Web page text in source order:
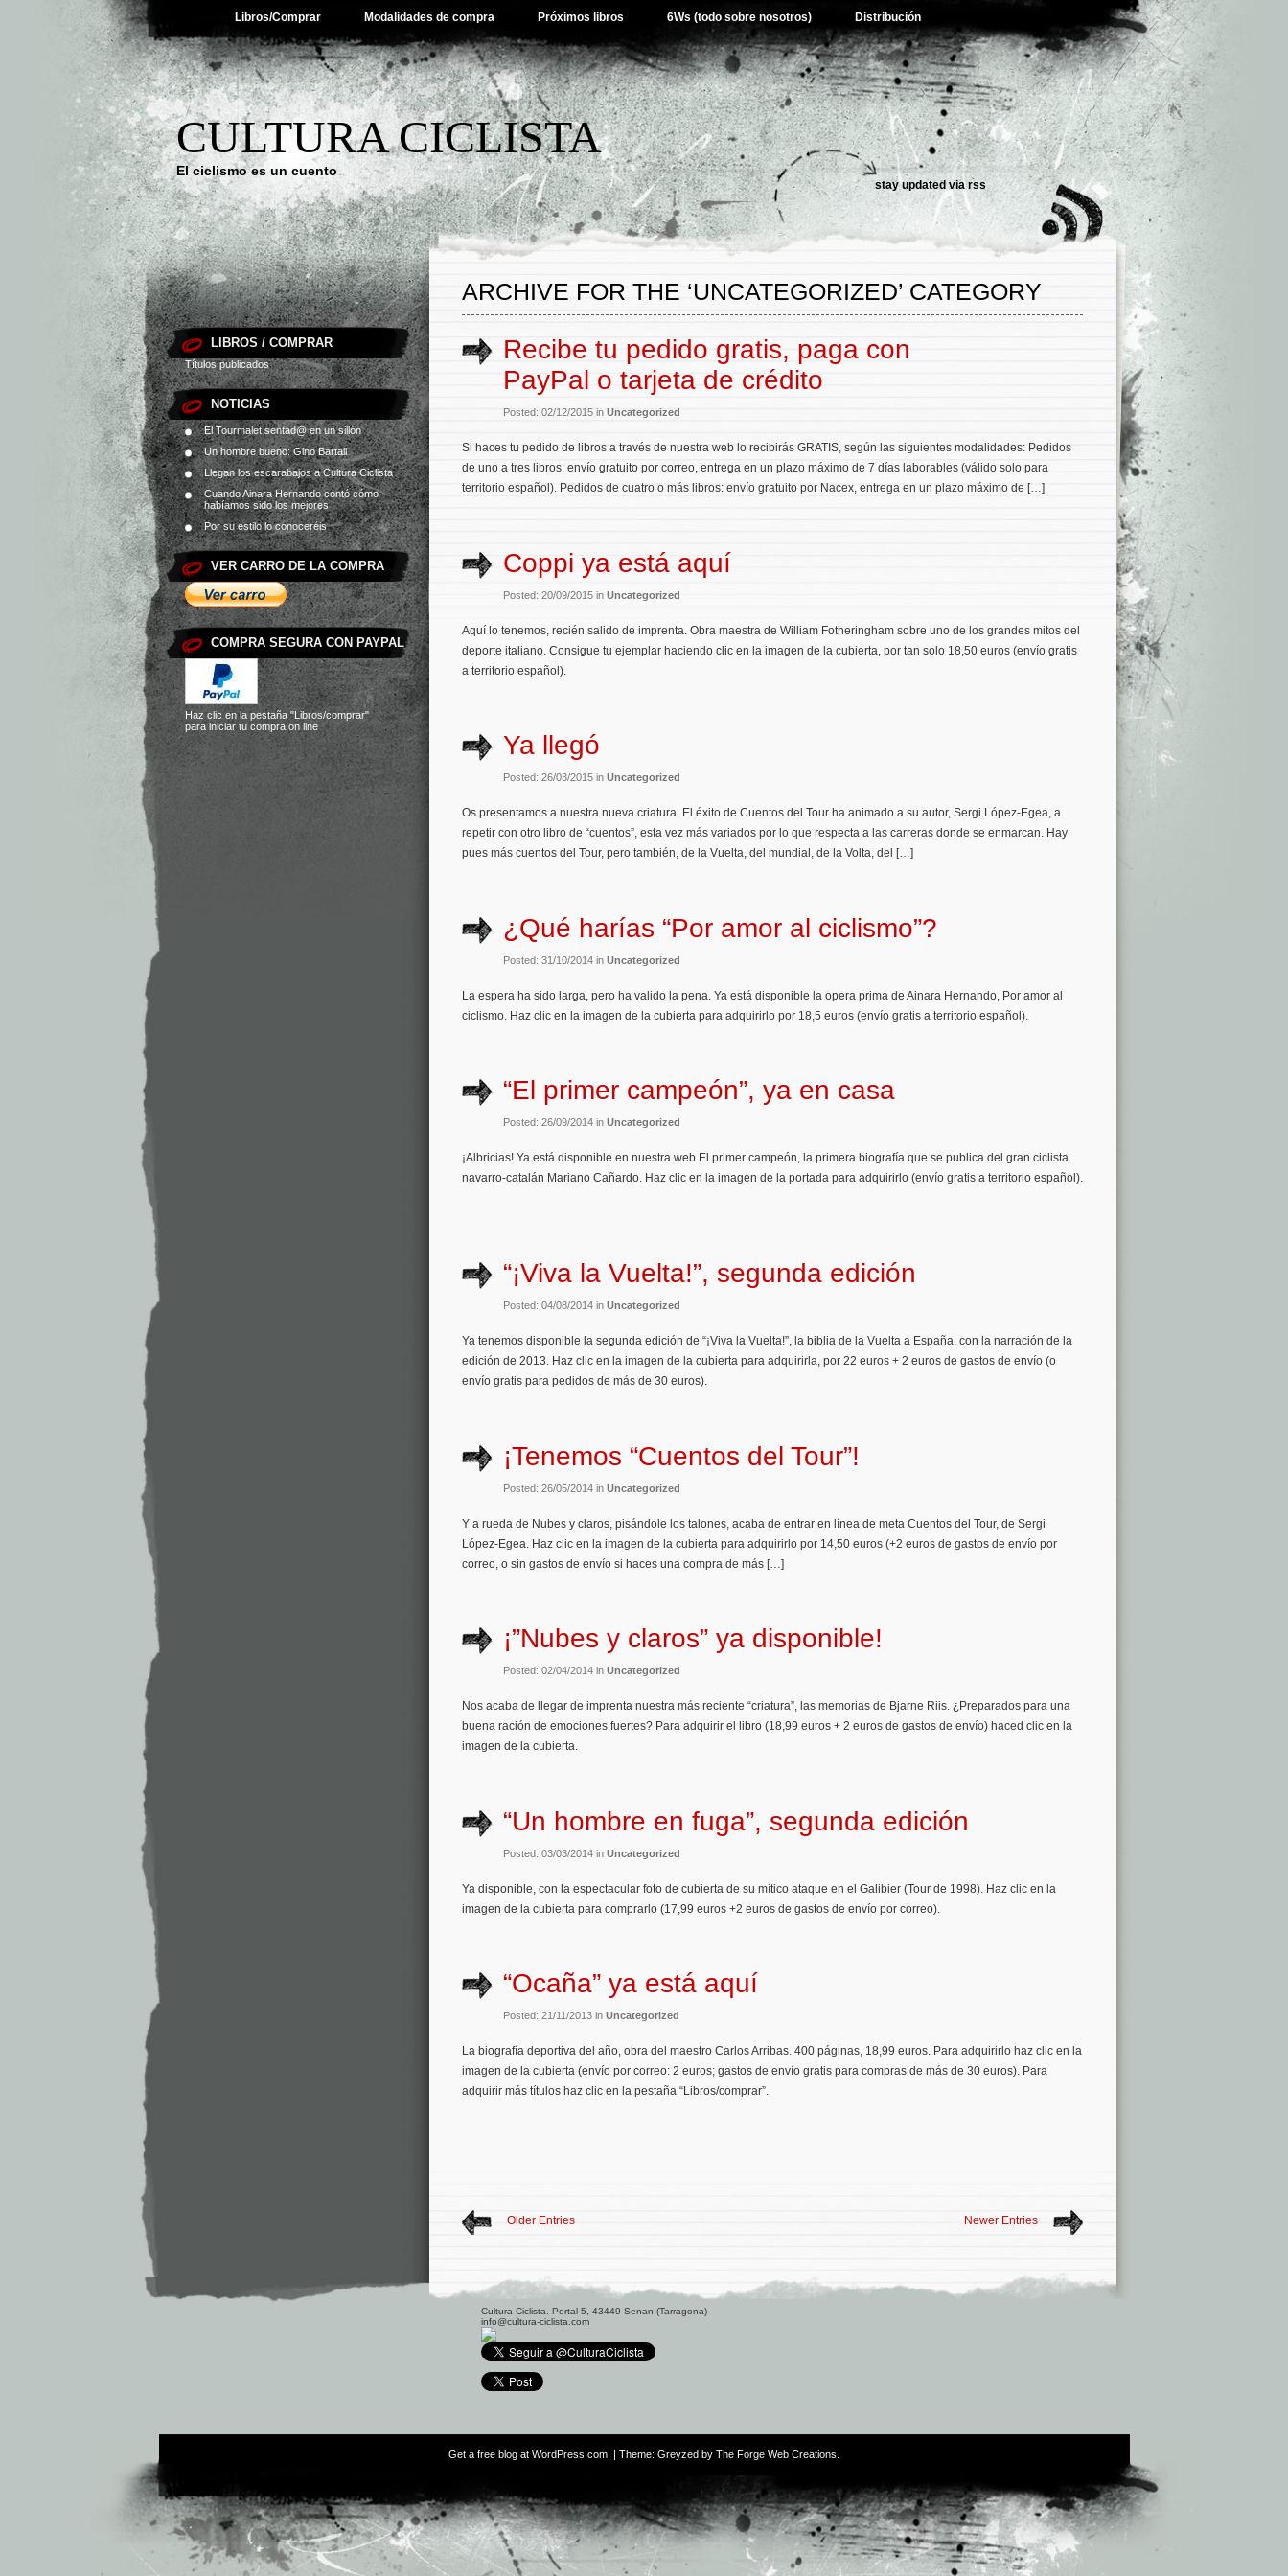
Libros/Comprar Modalidades de compra Próximos libros 6Ws (todo sobre nosotros) Distribución
CULTURA CICLISTA
El ciclismo es un cuento
stay updated via rss
LIBROS / COMPRAR
Títulos publicados
NOTICIAS
El Tourmalet sentad@ en un sillón
Un hombre bueno: Gino Bartali
Llegan los escarabajos a Cultura Ciclista
Cuando Ainara Hernando contó cómo
habíamos sido los mejores
Por su estilo lo conoceréis
VER CARRO DE LA COMPRA
COMPRA SEGURA CON PAYPAL
Haz clic en la pestaña "Libros/comprar"
para iniciar tu compra on line
ARCHIVE FOR THE ‘UNCATEGORIZED’ CATEGORY
Recibe tu pedido gratis, paga con
PayPal o tarjeta de crédito
Posted: 02/12/2015 in Uncategorized
Si haces tu pedido de libros a través de nuestra web lo recibirás GRATIS, según las siguientes modalidades: Pedidos
de uno a tres libros: envío gratuito por correo, entrega en un plazo máximo de 7 días laborables (válido solo para
territorio español). Pedidos de cuatro o más libros: envío gratuito por Nacex, entrega en un plazo máximo de […]
Coppi ya está aquí
Posted: 20/09/2015 in Uncategorized
Aquí lo tenemos, recién salido de imprenta. Obra maestra de William Fotheringham sobre uno de los grandes mitos del
deporte italiano. Consigue tu ejemplar haciendo clic en la imagen de la cubierta, por tan solo 18,50 euros (envío gratis
a territorio español).
Ya llegó
Posted: 26/03/2015 in Uncategorized
Os presentamos a nuestra nueva criatura. El éxito de Cuentos del Tour ha animado a su autor, Sergi López-Egea, a
repetir con otro libro de “cuentos”, esta vez más variados por lo que respecta a las carreras donde se enmarcan. Hay
pues más cuentos del Tour, pero también, de la Vuelta, del mundial, de la Volta, del […]
¿Qué harías “Por amor al ciclismo”?
Posted: 31/10/2014 in Uncategorized
La espera ha sido larga, pero ha valido la pena. Ya está disponible la opera prima de Ainara Hernando, Por amor al
ciclismo. Haz clic en la imagen de la cubierta para adquirirlo por 18,5 euros (envío gratis a territorio español).
“El primer campeón”, ya en casa
Posted: 26/09/2014 in Uncategorized
¡Albricias! Ya está disponible en nuestra web El primer campeón, la primera biografía que se publica del gran ciclista
navarro-catalán Mariano Cañardo. Haz clic en la imagen de la portada para adquirirlo (envío gratis a territorio español).
“¡Viva la Vuelta!”, segunda edición
Posted: 04/08/2014 in Uncategorized
Ya tenemos disponible la segunda edición de “¡Viva la Vuelta!”, la biblia de la Vuelta a España, con la narración de la
edición de 2013. Haz clic en la imagen de la cubierta para adquirirla, por 22 euros + 2 euros de gastos de envío (o
envío gratis para pedidos de más de 30 euros).
¡Tenemos “Cuentos del Tour”!
Posted: 26/05/2014 in Uncategorized
Y a rueda de Nubes y claros, pisándole los talones, acaba de entrar en línea de meta Cuentos del Tour, de Sergi
López-Egea. Haz clic en la imagen de la cubierta para adquirirlo por 14,50 euros (+2 euros de gastos de envío por
correo, o sin gastos de envío si haces una compra de más […]
¡”Nubes y claros” ya disponible!
Posted: 02/04/2014 in Uncategorized
Nos acaba de llegar de imprenta nuestra más reciente “criatura”, las memorias de Bjarne Riis. ¿Preparados para una
buena ración de emociones fuertes? Para adquirir el libro (18,99 euros + 2 euros de gastos de envío) haced clic en la
imagen de la cubierta.
“Un hombre en fuga”, segunda edición
Posted: 03/03/2014 in Uncategorized
Ya disponible, con la espectacular foto de cubierta de su mítico ataque en el Galibier (Tour de 1998). Haz clic en la
imagen de la cubierta para comprarlo (17,99 euros +2 euros de gastos de envío por correo).
“Ocaña” ya está aquí
Posted: 21/11/2013 in Uncategorized
La biografía deportiva del año, obra del maestro Carlos Arribas. 400 páginas, 18,99 euros. Para adquirirlo haz clic en la
imagen de la cubierta (envío por correo: 2 euros; gastos de envío gratis para compras de más de 30 euros). Para
adquirir más títulos haz clic en la pestaña “Libros/comprar”.
Older Entries Newer Entries
Cultura Ciclista. Portal 5, 43449 Senan (Tarragona)
info@cultura-ciclista.com
Get a free blog at WordPress.com . | Theme: Greyzed by The Forge Web Creations